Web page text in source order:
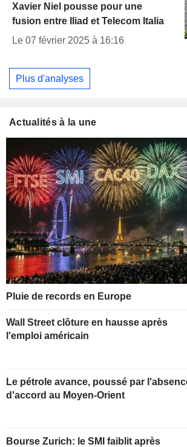
Xavier Niel pousse pour une
fusion entre Iliad et Telecom Italia
Le 07 février 2025 à 16:16
Plus d'analyses
Actualités à la une
Pluie de records en Europe
Wall Street clôture en hausse après
l'emploi américain
Le pétrole avance, poussé par
d'accord au Moyen-Orient
Bourse Zurich: le SMI faiblit après